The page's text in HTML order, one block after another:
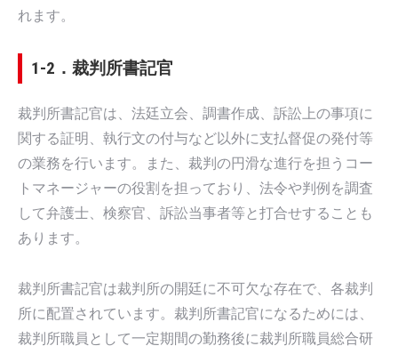
れます。
1-2．裁判所書記官
裁判所書記官は、法廷立会、調書作成、訴訟上の事項に
関する証明、執行文の付与など以外に支払督促の発付等
の業務を行います。また、裁判の円滑な進行を担うコー
トマネージャーの役割を担っており、法令や判例を調査
して弁護士、検察官、訴訟当事者等と打合せすることも
あります。
裁判所書記官は裁判所の開廷に不可欠な存在で、各裁判
所に配置されています。裁判所書記官になるためには、
裁判所職員として一定期間の勤務後に裁判所職員総合研